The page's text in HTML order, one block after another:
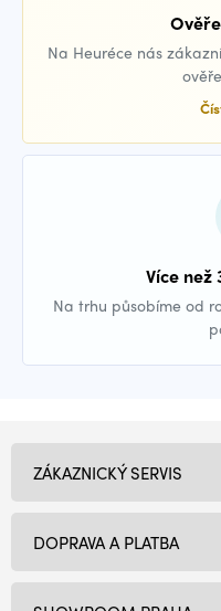
Na Heuréce nás
Více než
Na trhu působíme od
ZÁKAZNICKÝ SERVIS
DOPRAVA A PLATBA